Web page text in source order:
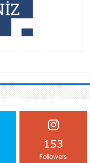
153
Followers